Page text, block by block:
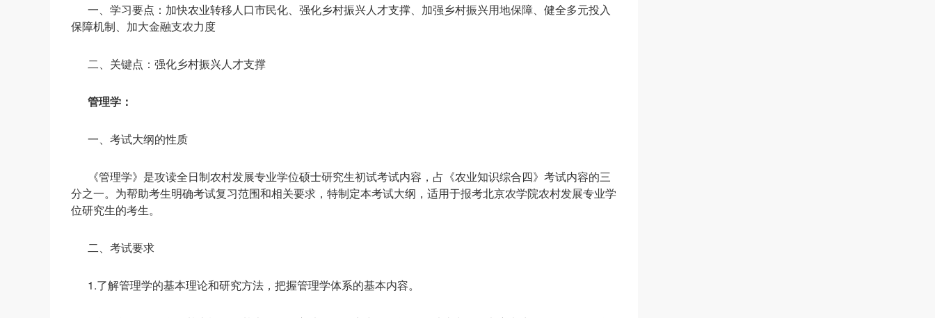
一、学习要点：加快农业转移人口市民化、强化乡村振兴人才支撑、加强乡村振兴用地保障、健全多元投入
保障机制、加大金融支农力度
二、关键点：强化乡村振兴人才支撑
管理学：
一、考试大纲的性质
《管理学》是攻读全日制农村发展专业学位硕士研究生初试考试内容，占《农业知识综合四》考试内容的三
分之一。为帮助考生明确考试复习范围和相关要求，特制定本考试大纲，适用于报考北京农学院农村发展专业学
位研究生的考生。
二、考试要求
1.了解管理学的基本理论和研究方法，把握管理学体系的基本内容。